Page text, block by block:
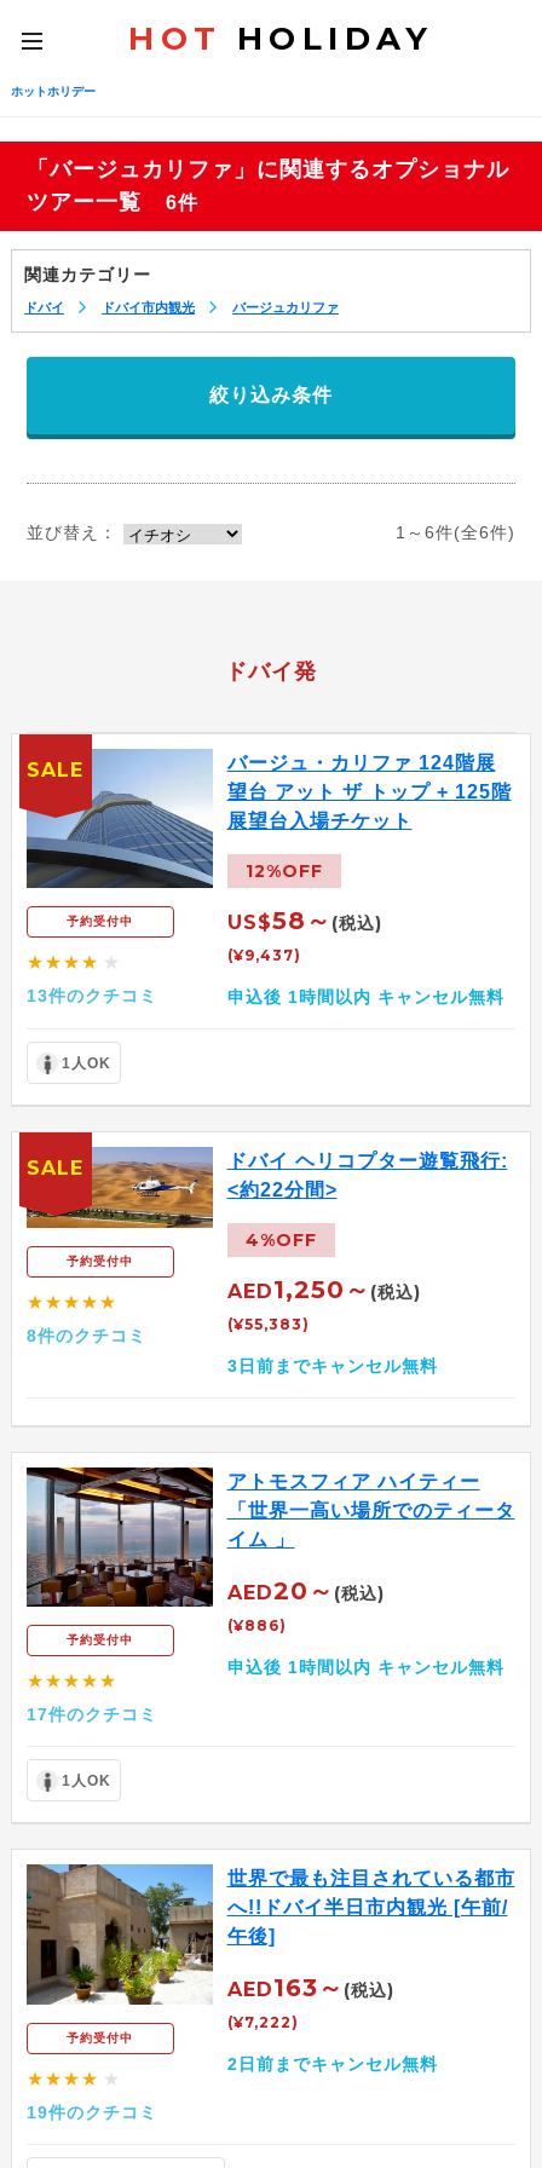
toggle
navigation
HOT HOLIDAY
ホットホリデー
「バージュカリファ」に関連するオプショナル
ツアー一覧
6件
関連カテゴリー
ドバイ ドバイ市内観光 バージュカリファ
絞り込み条件
並び替え： 1～6件(全6件)
ドバイ発
予約受付中
★★★★ ★
13件のクチコミ
バージュ・カリファ 124階展
望台 アット ザ トップ + 125階
展望台入場チケット
12%OFF
US$58～ (税込)
(¥9,437)
申込後 1時間以内 キャンセル無料
1人OK
SALE
予約受付中
★★★★★
8件のクチコミ
ドバイ ヘリコプター遊覧飛行:
<約22分間>
4%OFF
AED1,250～ (税込)
(¥55,383)
3日前までキャンセル無料
SALE
予約受付中
★★★★★
17件のクチコミ
アトモスフィア ハイティー
「世界一高い場所でのティータ
イム 」
AED20～ (税込)
(¥886)
申込後 1時間以内 キャンセル無料
1人OK
予約受付中
★★★★ ★
19件のクチコミ
世界で最も注目されている都市
へ!!ドバイ半日市内観光 [午前/
午後]
AED163～ (税込)
(¥7,222)
2日前までキャンセル無料